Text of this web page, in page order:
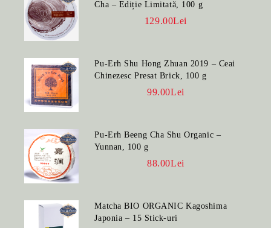
Cha – Ediție Limitată, 100 g
129.00Lei
Pu-Erh Shu Hong Zhuan 2019 – Ceai
Chinezesc Presat Brick, 100 g
99.00Lei
Pu-Erh Beeng Cha Shu Organic –
Yunnan, 100 g
88.00Lei
Matcha BIO ORGANIC Kagoshima
Japonia – 15 Stick-uri